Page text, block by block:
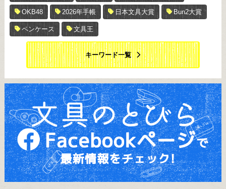
OKB48 2026年手帳 日本文具大賞 Bun2大賞
ペンケース 文具王
キーワード一覧